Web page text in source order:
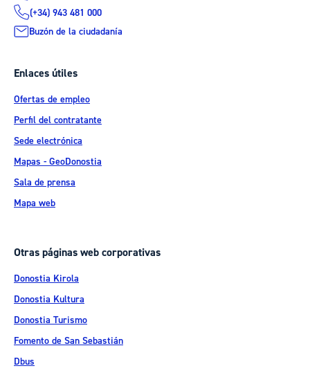
(+34) 943 481 000
Buzón de la ciudadanía
Enlaces útiles
Ofertas de empleo
Perfil del contratante
Sede electrónica
Mapas - GeoDonostia
Sala de prensa
Mapa web
Otras páginas web corporativas
Donostia Kirola
Donostia Kultura
Donostia Turismo
Fomento de San Sebastián
Dbus